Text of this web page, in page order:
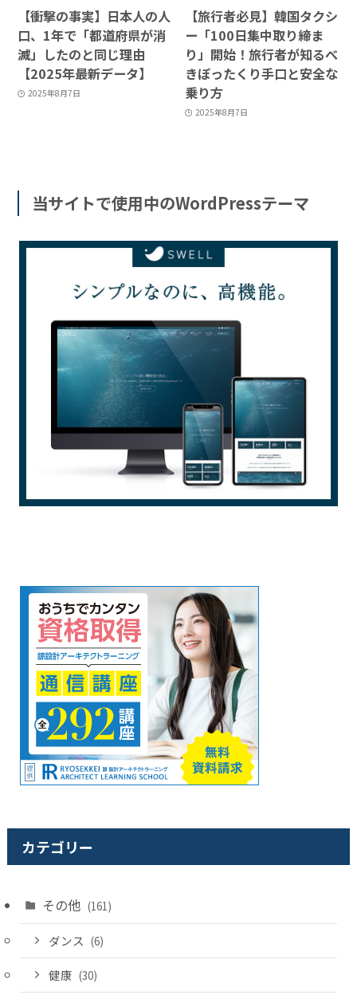
【衝撃の事実】日本人の人
口、1年で「都道府県が消
滅」したのと同じ理由
【2025年最新データ】
2025年8月7日
【旅行者必見】韓国タクシ
ー「100日集中取り締ま
り」開始！旅行者が知るべ
きぼったくり手口と安全な
乗り方
2025年8月7日
当サイトで使用中のWordPressテーマ
カテゴリー
その他 (161)
ダンス (6)
健康 (30)